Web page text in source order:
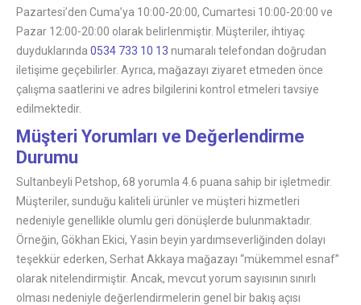
Pazartesi’den Cuma’ya 10:00-20:00, Cumartesi 10:00-20:00 ve
Pazar 12:00-20:00 olarak belirlenmiştir. Müşteriler, ihtiyaç
duyduklarında 0534 733 10 13 numaralı telefondan doğrudan
iletişime geçebilirler. Ayrıca, mağazayı ziyaret etmeden önce
çalışma saatlerini ve adres bilgilerini kontrol etmeleri tavsiye
edilmektedir.
Müşteri Yorumları ve Değerlendirme
Durumu
Sultanbeyli Petshop, 68 yorumla 4.6 puana sahip bir işletmedir.
Müşteriler, sunduğu kaliteli ürünler ve müşteri hizmetleri
nedeniyle genellikle olumlu geri dönüşlerde bulunmaktadır.
Örneğin, Gökhan Ekici, Yasin beyin yardımseverliğinden dolayı
teşekkür ederken, Serhat Akkaya mağazayı “mükemmel esnaf”
olarak nitelendirmiştir. Ancak, mevcut yorum sayısının sınırlı
olması nedeniyle değerlendirmelerin genel bir bakış açısı